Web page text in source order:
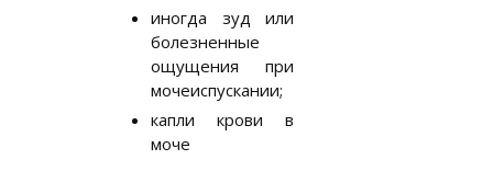
иногда зуд или
болезненные
ощущения при
мочеиспускании;
капли крови в
моче